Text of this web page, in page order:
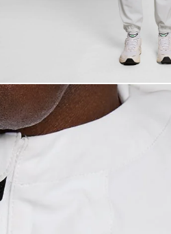
trägt eine weiße